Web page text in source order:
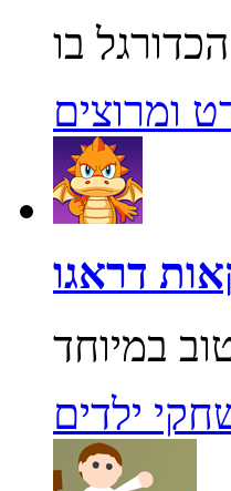
ומרוצים
דראגו
ילדים